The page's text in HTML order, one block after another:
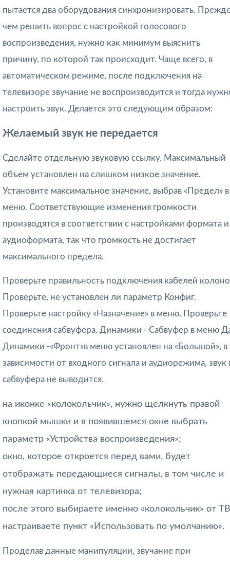
пытается два оборудования синхронизировать.
чем решить вопрос с настройкой голосового
воспроизведения, нужно как минимум выяснить
причину, по которой так происходит. Чаще всего, в
автоматическом режиме, после подключения на
телевизоре звучание не воспроизводится и тогда
настроить звук. Делается это следующим образом:
Желаемый звук не передается
Сделайте отдельную звуковую ссылку. Максимальный
объем установлен на слишком низкое значение.
Установите максимальное значение, выбрав «Предел» в
меню. Соответствующие изменения громкости
производятся в соответствии с настройками формата и
аудиоформата, так что громкость не достигает
максимального предела.
Проверьте правильность подключения кабелей
Проверьте, не установлен ли параметр Конфиг.
Проверьте настройку «Назначение» в меню. Проверьте
соединения сабвуфера. Динамики - Сабвуфер в меню
Динамики -«Фронт»в меню установлен на «Большой», в
зависимости от входного сигнала и аудиорежима, звук
сабвуфера не выводится.
на иконке «колокольчик», нужно щелкнуть правой
кнопкой мышки и в появившемся окне выбрать
параметр «Устройства воспроизведения»;
окно, которое откроется перед вами, будет
отображать передающиеся сигналы, в том числе и
нужная картинка от телевизора;
после этого выбираете именно «колокольчик» от
настраиваете пункт «Использовать по умолчанию».
Проделав данные манипуляции, звучание при